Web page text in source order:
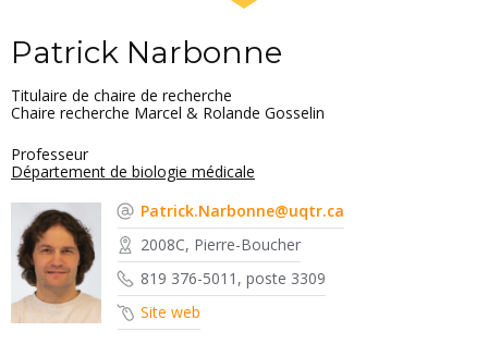
Patrick Narbonne
Titulaire de chaire de recherche
Chaire recherche Marcel & Rolande Gosselin
Professeur
Département de biologie médicale
Patrick.Narbonne@uqtr.ca
2008C, Pierre-Boucher
819 376-5011, poste 3309
Site web